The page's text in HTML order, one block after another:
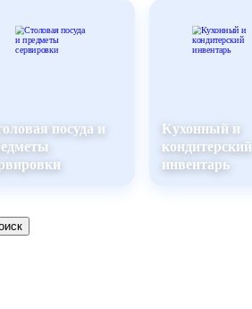
посуда и
Кухонный и
кондитерский
инвентарь